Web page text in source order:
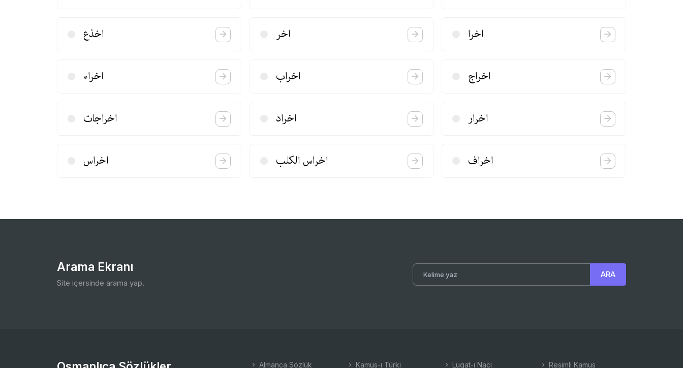
اخذع اخر اخرا
اخراء اخراب اخراج
اخراجات اخراد اخرار
اخراس اخراس الكلب اخراف
Arama Ekranı
Site içersinde arama yap.
Almanca Sözlük Kamus-ı Türki Lugat-ı Naci Resimli Kamus